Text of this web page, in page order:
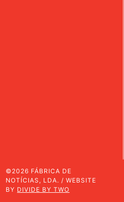
©2026 FÁBRICA DE
NOTÍCIAS, LDA. / WEBSITE
BY DIVIDE BY TWO